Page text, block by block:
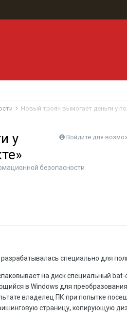
Новый троян вымогает деньги у
Войдите для
у
безопасности
разрабатывалась специально для
на диск специальный
в Windows для
владелец ПК при попытке
страницу, копирующую